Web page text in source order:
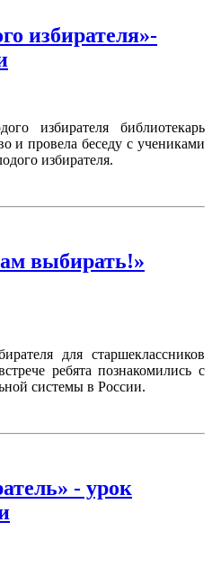
избирателя»-
избирателя библиотекарь
провела беседу с учениками
избирателя.
выбирать!»
для старшеклассников
ребята познакомились с
системы в России.
- урок